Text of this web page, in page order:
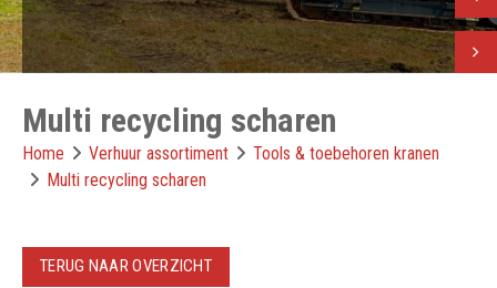
Multi recycling scharen
Home Verhuur assortiment
Tools & toebehoren kranen
Multi recycling scharen
TERUG NAAR OVERZICHT